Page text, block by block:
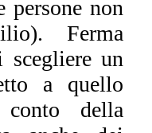
persone non
Ferma
scegliere un
a quello
della